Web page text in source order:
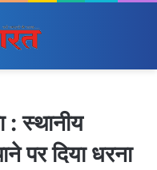
: स्थानीय
पर दिया धरना